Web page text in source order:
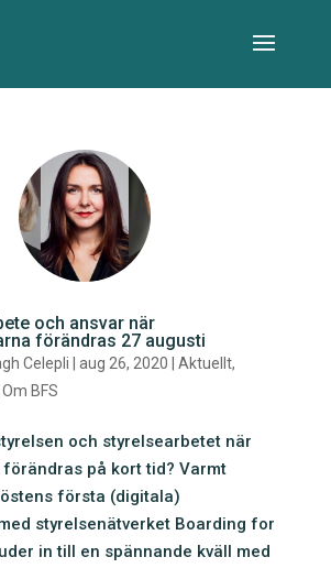
och ansvar när
förändras 27 augusti
Celepli aug 26, 2020 Aktuellt,
Om BFS
och styrelsearbetet när
på kort tid? Varmt
första (digitala)
styrelsenätverket Boarding for
in till en spännande kväll med